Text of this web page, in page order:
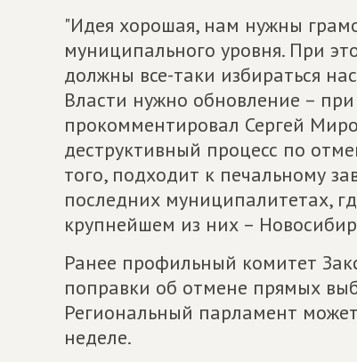
"Идея хорошая, нам нужны
муниципального уровня. При
должны все-таки избираться
Власти нужно обновление –
прокомментировал Сергей
деструктивный процесс по
того, подходит к печальному
последних муниципалитетах,
крупнейшем из них –
Ранее профильный комитет
поправки об отмене прямых
Региональный парламент
неделе.